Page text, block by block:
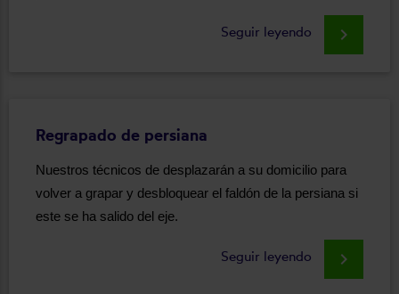
Seguir leyendo keyboard_arrow_right
Regrapado de persiana
Nuestros técnicos de desplazarán a su domicilio para
volver a grapar y desbloquear el faldón de la persiana si
este se ha salido del eje.
Seguir leyendo keyboard_arrow_right